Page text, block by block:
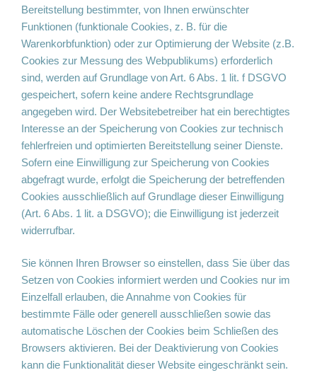
Bereitstellung bestimmter, von Ihnen erwünschter
Funktionen (funktionale Cookies, z. B. für die
Warenkorbfunktion) oder zur Optimierung der Website (z.B.
Cookies zur Messung des Webpublikums) erforderlich
sind, werden auf Grundlage von Art. 6 Abs. 1 lit. f DSGVO
gespeichert, sofern keine andere Rechtsgrundlage
angegeben wird. Der Websitebetreiber hat ein berechtigtes
Interesse an der Speicherung von Cookies zur technisch
fehlerfreien und optimierten Bereitstellung seiner Dienste.
Sofern eine Einwilligung zur Speicherung von Cookies
abgefragt wurde, erfolgt die Speicherung der betreffenden
Cookies ausschließlich auf Grundlage dieser Einwilligung
(Art. 6 Abs. 1 lit. a DSGVO); die Einwilligung ist jederzeit
widerrufbar.
Sie können Ihren Browser so einstellen, dass Sie über das
Setzen von Cookies informiert werden und Cookies nur im
Einzelfall erlauben, die Annahme von Cookies für
bestimmte Fälle oder generell ausschließen sowie das
automatische Löschen der Cookies beim Schließen des
Browsers aktivieren. Bei der Deaktivierung von Cookies
kann die Funktionalität dieser Website eingeschränkt sein.